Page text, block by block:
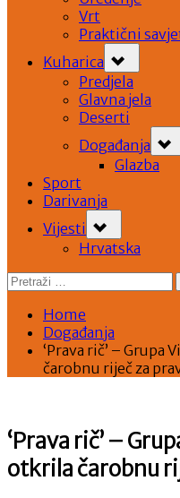
Vrt
Praktični
Kuharica
sub-
menu
Predjela
Glavna jela
Deserti
Događanja
sub-
menu
Glazba
Sport
Darivanja
Vijesti
sub-
menu
Hrvatska
Pretraži:
Home
Događanja
‘Prava rič’ –
čarobnu riječ za
‘Prava rič’ –
otkrila čarobnu